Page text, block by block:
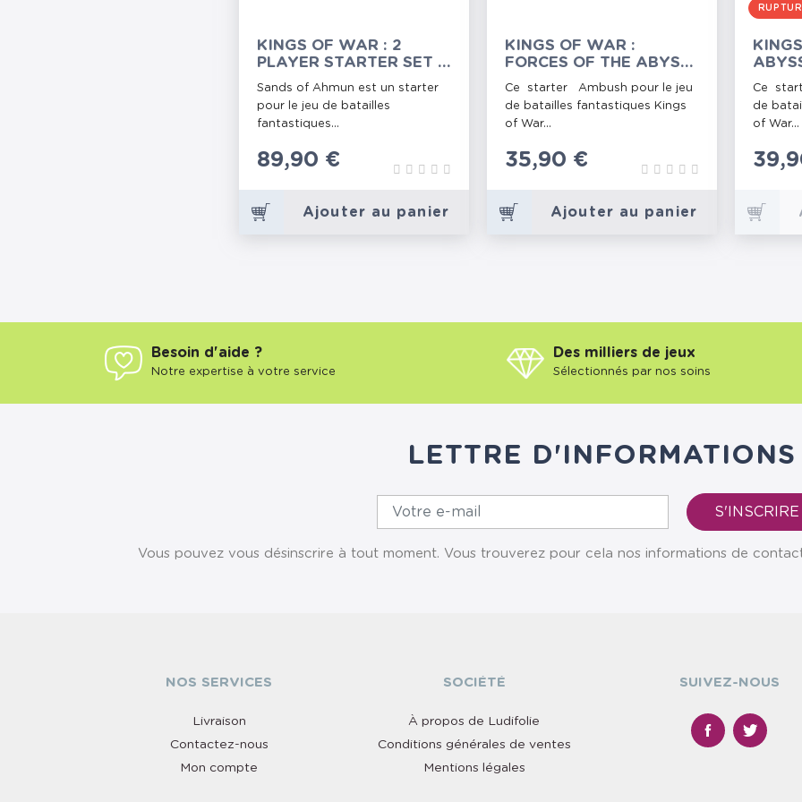
KINGS OF WAR : 2
PLAYER STARTER SET -
SANDS OF AHMUN
Sands of Ahmun est un starter
pour le jeu de batailles
fantastiques...
Prix
89,90 €
Ajouter au panier
KINGS OF WAR :
FORCES OF THE ABYSS
- AMBUSH STARTER SET
Ce starter Ambush pour le jeu
de batailles fantastiques Kings
of War...
Prix
35,90 €
Ajouter au panier
Ce
de
of War...
Prix
Besoin d'aide ?
Notre expertise à votre service
Des milliers de jeux
Sélectionnés par nos soins
LETTRE D'INFORMATIONS
Vous pouvez vous désinscrire à tout moment. Vous trouverez pour cela nos informations de
NOS SERVICES
Livraison
Contactez-nous
Mon compte
SOCIÉTÉ
À propos de Ludifolie
Conditions générales de ventes
Mentions légales
SUIVEZ-NOUS